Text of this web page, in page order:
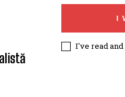
I
I've read and